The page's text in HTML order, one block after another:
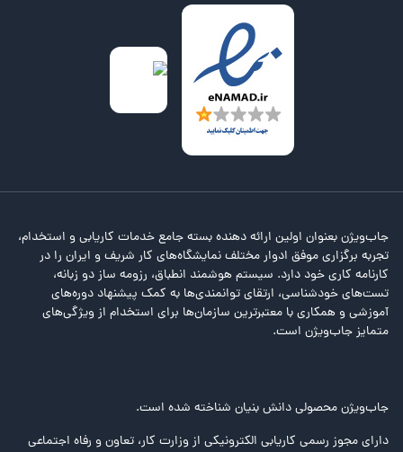
جاب‌ویژن بعنوان اولین ارائه دهنده بسته جامع خدمات کاریابی و استخدام،
تجربه برگزاری موفق ادوار مختلف نمایشگاه‌های کار شریف و ایران را در
کارنامه کاری خود دارد. سیستم هوشمند انطباق، رزومه ساز دو زبانه،
تست‌های خودشناسی، ارتقای توانمندی‌ها به کمک پیشنهاد دوره‌های
آموزشی و همکاری با معتبرترین سازمان‌ها برای استخدام از ویژگی‌های
متمایز جاب‌ویژن است.
جاب‌ویژن محصولی دانش بنیان شناخته شده است.
دارای مجوز رسمی کاریابی الکترونیکی از وزارت کار، تعاون و رفاه اجتماعی